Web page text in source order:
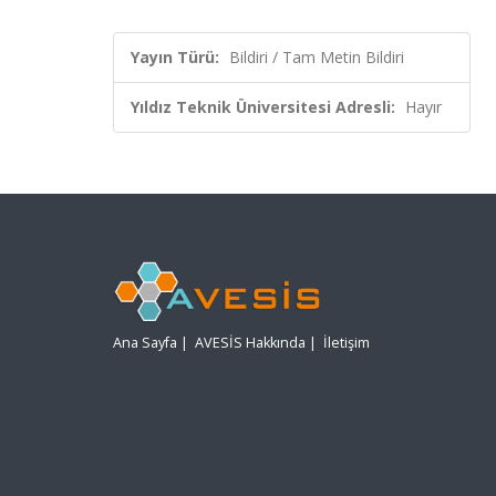
Yayın Türü: Bildiri / Tam Metin Bildiri
Yıldız Teknik Üniversitesi Adresli: Hayır
Ana Sayfa | AVESİS Hakkında | İletişim